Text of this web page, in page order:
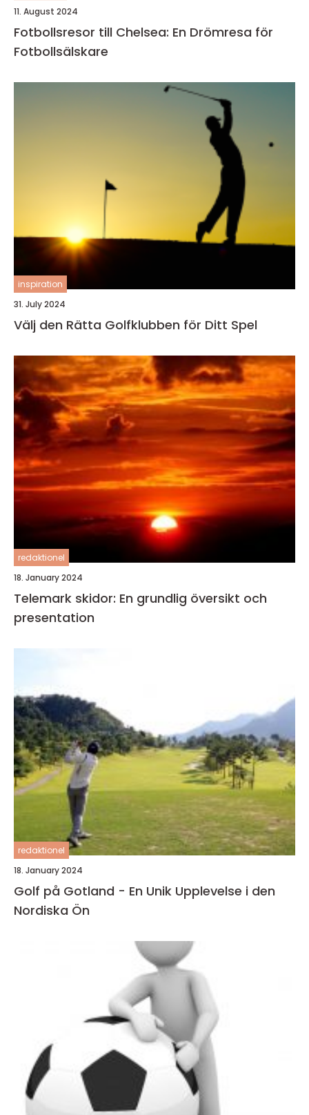
11. August 2024
Fotbollsresor till Chelsea: En Drömresa för
Fotbollsälskare
inspiration
31. July 2024
Välj den Rätta Golfklubben för Ditt Spel
redaktionel
18. January 2024
Telemark skidor: En grundlig översikt och
presentation
redaktionel
18. January 2024
Golf på Gotland - En Unik Upplevelse i den
Nordiska Ön